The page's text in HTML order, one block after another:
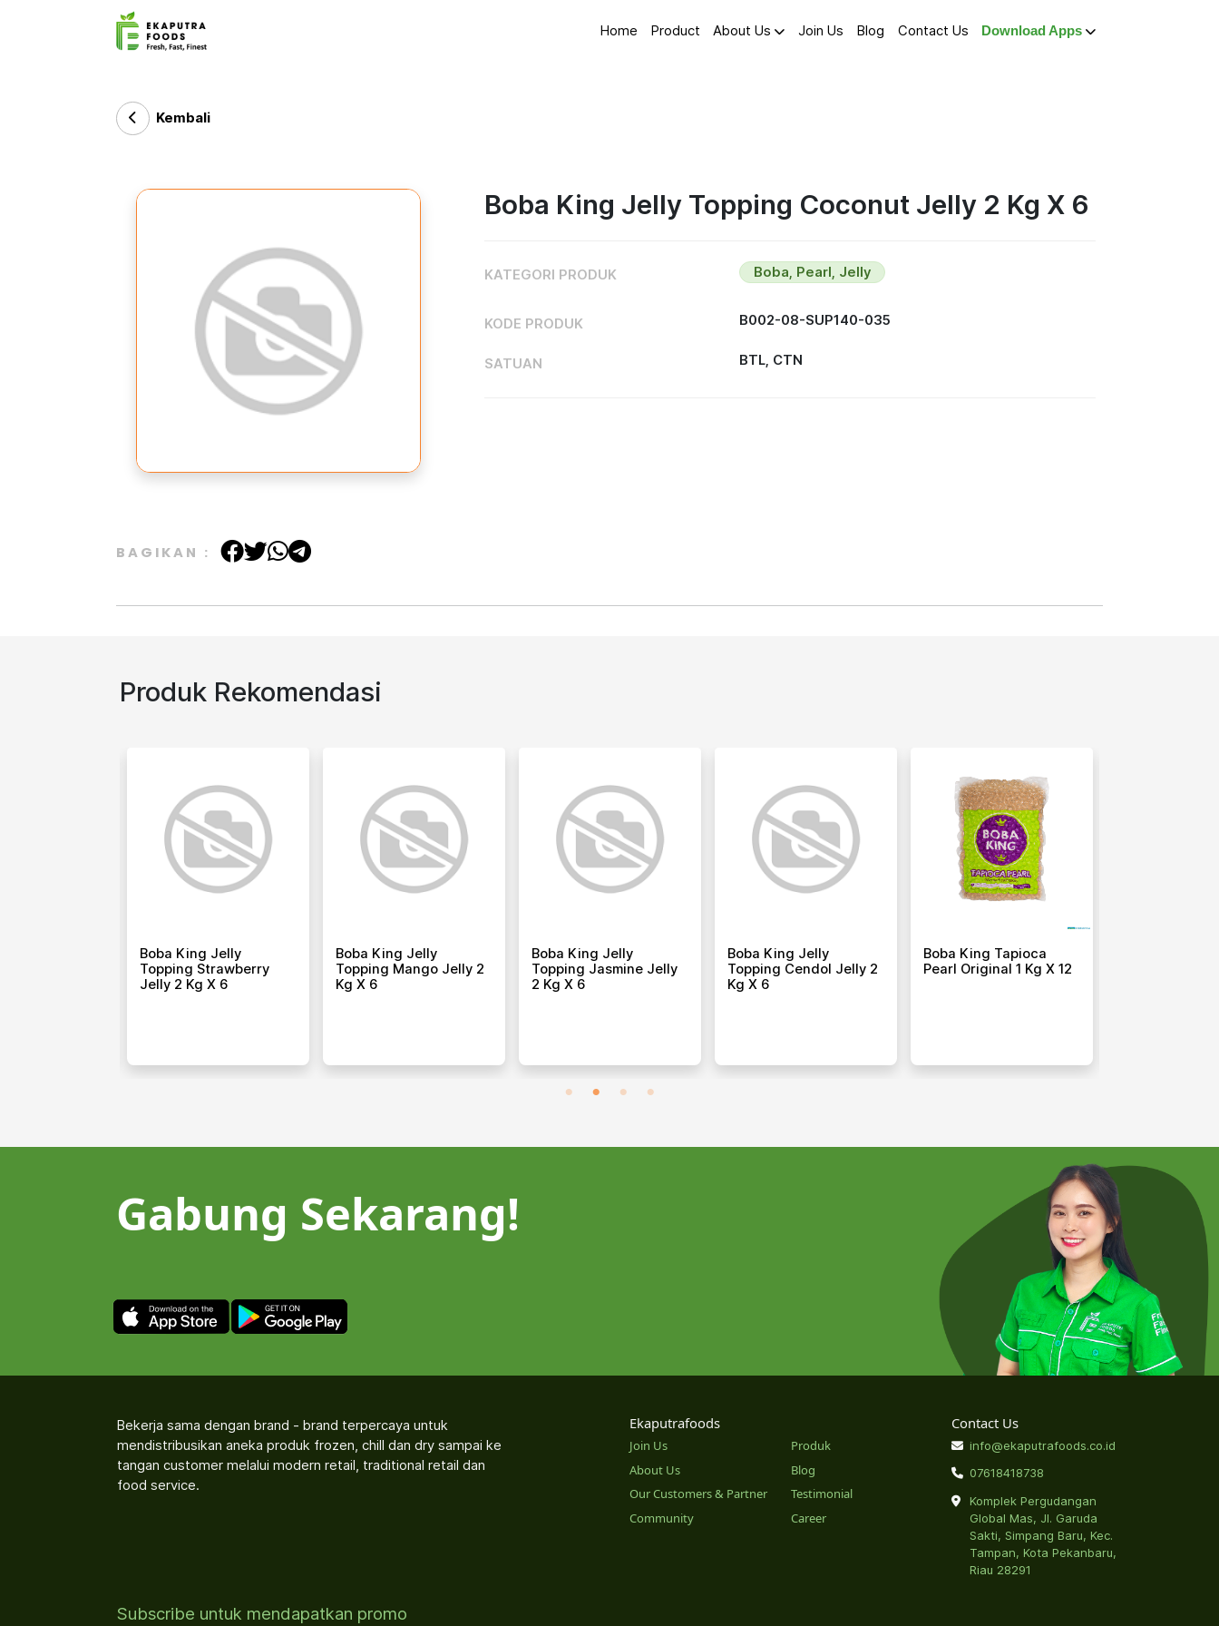
Home Product About Us Join Us Blog Contact Us Download Apps
Kembali
Boba King Jelly Topping Coconut Jelly 2 Kg X 6
KATEGORI PRODUK Boba, Pearl, Jelly
KODE PRODUK B002-08-SUP140-035
SATUAN BTL, CTN
BAGIKAN :
Produk Rekomendasi
Boba King Jelly
Topping Strawberry
Jelly 2 Kg X 6
Boba King Jelly
Topping Mango Jelly 2
Kg X 6
Boba King Jelly
Topping Jasmine Jelly
2 Kg X 6
Boba King Jelly
Topping Cendol Jelly 2
Kg X 6
Boba King Tapioca
Pearl Original 1 Kg X 12
Gabung Sekarang!
Bekerja sama dengan brand - brand terpercaya untuk
mendistribusikan aneka produk frozen, chill dan dry sampai ke
tangan customer melalui modern retail, traditional retail dan
food service.
Ekaputrafoods
Join Us
About Us
Our Customers & Partner
Community
Produk
Blog
Testimonial
Career
Contact Us
info@ekaputrafoods.co.id
07618418738
Komplek Pergudangan
Global Mas, Jl. Garuda
Sakti, Simpang Baru, Kec.
Tampan, Kota Pekanbaru,
Riau 28291
Subscribe untuk mendapatkan promo